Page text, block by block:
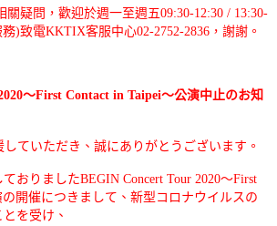
疑問，歡迎於週一至週五09:30-12:30 / 13:30-
)致電KKTIX客服中心02-2752-2836，謝謝。
～First Contact in Taipei～公演中止のお知
ていただき、誠にありがとうございます。
おりましたBEGIN Concert Tour 2020～First
の開催につきまして、新型コロナウイルスの
を受け、